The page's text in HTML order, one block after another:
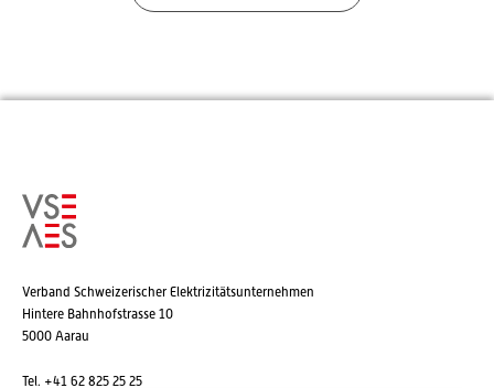
Verband Schweizerischer Elektrizitätsunternehmen
Hintere Bahnhofstrasse 10
5000 Aarau
Tel. +41 62 825 25 25